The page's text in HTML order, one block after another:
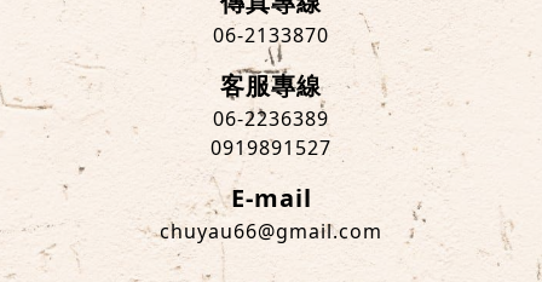
06-2133870
客服專線
06-2236389
0919891527
E-mail
chuyau66@gmail.com